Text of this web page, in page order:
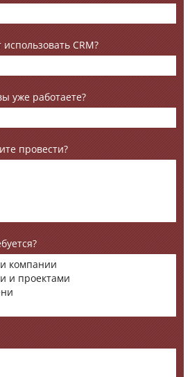
CRM?
уже работаете?
провести?